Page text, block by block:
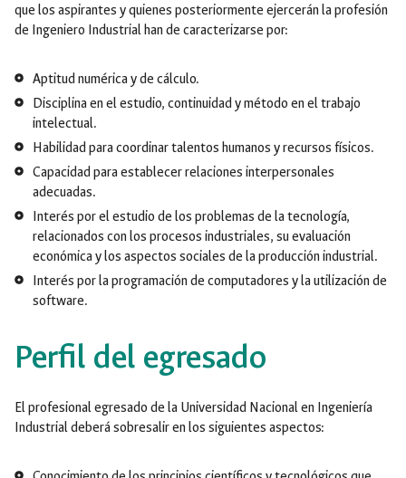
que los aspirantes y quienes posteriormente ejercerán la profesión
de Ingeniero Industrial han de caracterizarse por:
Aptitud numérica y de cálculo.
Disciplina en el estudio, continuidad y método en el trabajo
intelectual.
Habilidad para coordinar talentos humanos y recursos físicos.
Capacidad para establecer relaciones interpersonales
adecuadas.
Interés por el estudio de los problemas de la tecnología,
relacionados con los procesos industriales, su evaluación
económica y los aspectos sociales de la producción industrial.
Interés por la programación de computadores y la utilización de
software.
Perfil del egresado
El profesional egresado de la Universidad Nacional en Ingeniería
Industrial deberá sobresalir en los siguientes aspectos: